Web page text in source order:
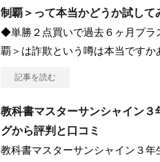
制覇＞って本当かどうか試して
◆単勝２点買いで過去６ヶ月プラ
覇＞は詐欺という噂は本当ですか
記事を読む
教科書マスターサンシャイン３
グから評判と口コミ
教科書マスターサンシャイン３